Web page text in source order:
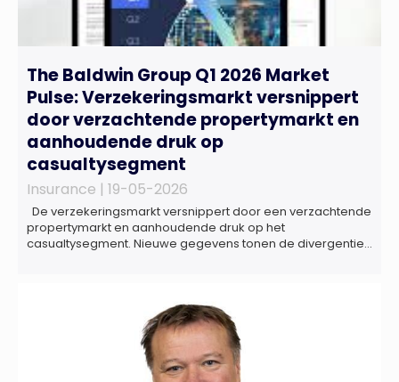
The Baldwin Group Q1 2026 Market
Pulse: Verzekeringsmarkt versnippert
door verzachtende propertymarkt en
aanhoudende druk op
casualtysegment
Insurance | 19-05-2026
De verzekeringsmarkt versnippert door een verzachtende
propertymarkt en aanhoudende druk op het
casualtysegment. Nieuwe gegevens tonen de divergentie
het Market Pulse Report voor het eerste kwartaal van 2026
De bedrijfsmatige […]